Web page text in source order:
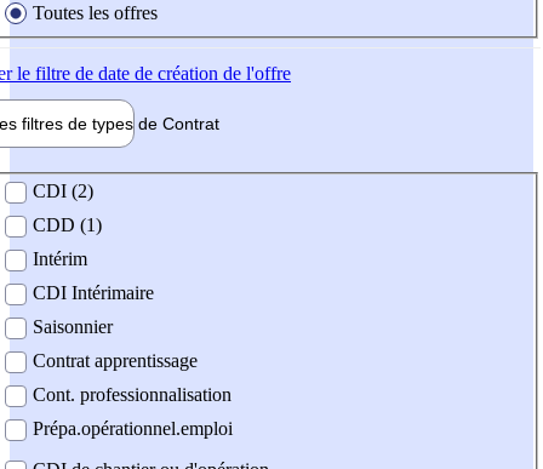
Toutes les offres
le filtre de date de création de l'offre
filtres de types de Contrat
contrat
CDI (2)
CDD (1)
Intérim
CDI Intérimaire
Saisonnier
Contrat apprentissage
Cont. professionnalisation
Prépa.opérationnel.emploi